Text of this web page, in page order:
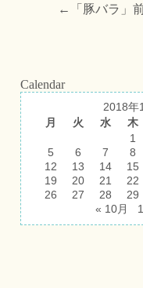
←「 豚バラ 」
Calendar
2018年
月
火 水 木
1
5
6 7 8
12
13 14 15
19
20 21 22
26
27 28 29
« 10月